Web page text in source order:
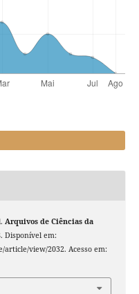
Arquivos de Ciências da
Disponível em:
view/2032. Acesso em: